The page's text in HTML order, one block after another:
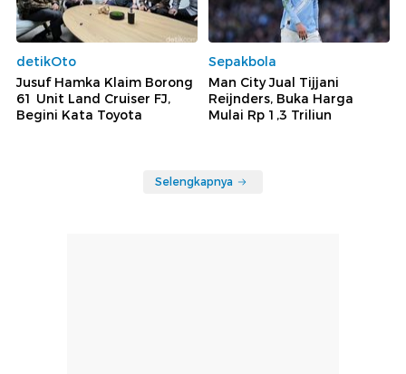
detikOto
Jusuf Hamka Klaim Borong
61 Unit Land Cruiser FJ,
Begini Kata Toyota
Sepakbola
Man City Jual Tijjani
Reijnders, Buka Harga
Mulai Rp 1,3 Triliun
Selengkapnya